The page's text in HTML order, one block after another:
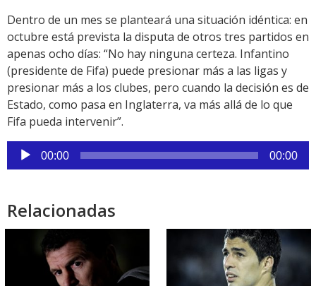
Dentro de un mes se planteará una situación idéntica: en
octubre está prevista la disputa de otros tres partidos en
apenas ocho días: “No hay ninguna certeza. Infantino
(presidente de Fifa) puede presionar más a las ligas y
presionar más a los clubes, pero cuando la decisión es de
Estado, como pasa en Inglaterra, va más allá de lo que
Fifa pueda intervenir”.
Reproductor
de
00:00 00:00
Relacionadas